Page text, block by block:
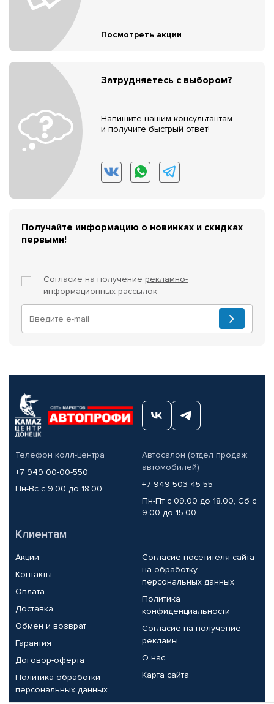
Посмотреть акции
Затрудняетесь с выбором?
Напишите нашим консультантам
и получите быстрый ответ!
Получайте информацию о новинках и скидках
первыми!
Согласие на получение рекламно-
информационных рассылок
Телефон колл-центра
+7 949 00-00-550
Пн-Вс с 9.00 до 18.00
Автосалон (отдел продаж
автомобилей)
+7 949 503-45-55
Пн-Пт с 09.00 до 18.00, Сб с
9.00 до 15.00
Клиентам
Акции
Контакты
Оплата
Доставка
Обмен и возврат
Гарантия
Договор-оферта
Политика обработки
персональных данных
Согласие посетителя сайта
на обработку
персональных данных
Политика
конфиденциальности
Согласие на получение
рекламы
О нас
Карта сайта